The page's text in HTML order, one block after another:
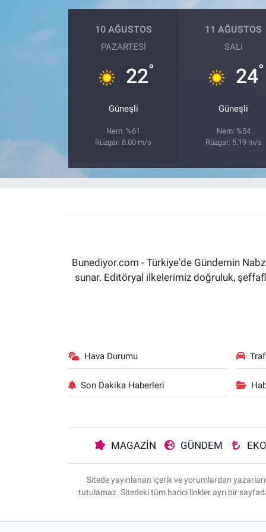
10 AĞUSTOS
PAZARTESI
22°
Güneşli
Nem: %61
Rüzgar: 8.00 m/s
11 AĞUSTOS
SALI
24°
Güneşli
Nem: %54
Rüzgar: 5.19 m/s
Bunediyor.com - Türkiye'de Gündemin
sunar. Editöryal ilkelerimiz doğruluk,
Hava Durumu
Son Dakika Haberleri
MAGAZİN GÜNDEM
Sitede yayınlanan içerik ve yorumlardan
tutulamaz. Sitedeki tüm harici linkler ayrı bir